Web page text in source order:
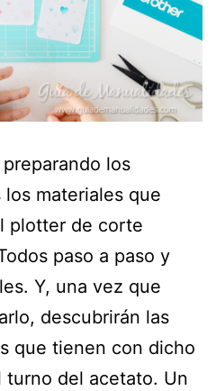
los
materiales que
plotter de corte
paso a paso y
Y, una vez que
descubrirán las
que tienen con dicho
turno del acetato. Un